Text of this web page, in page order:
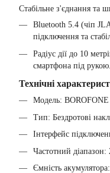
Стабільне з'єднання та
Bluetooth 5.4 (чіп
підключення та
Радіус дії до 10
смартфона під рукою.
Технічні
Модель:
Тип: Бездротові
Інтерфейс
Частотний
Ємність